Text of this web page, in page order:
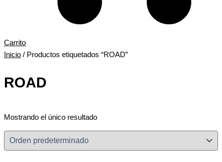
Carrito
Inicio / Productos etiquetados “ROAD”
ROAD
Mostrando el único resultado